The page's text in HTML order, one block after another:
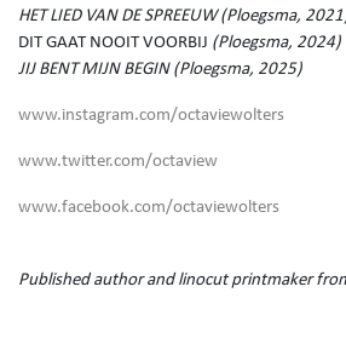
HET LIED VAN DE SPREEUW (Ploegsma,
DIT GAAT NOOIT VOORBIJ (Ploegsma, 2024)
JIJ BENT MIJN BEGIN (Ploegsma, 2025)
www.instagram.com/octaviewolters
www.twitter.com/octaview
www.facebook.com/octaviewolters
Published author and linocut printmaker